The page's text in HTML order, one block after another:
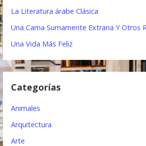
ó
n
d
n
La Literatura árabe Clásica
Una Cama Sumamente Extrana Y Otros
Una Vida Más Feliz
Categorías
Animales
Arquitectura
Arte